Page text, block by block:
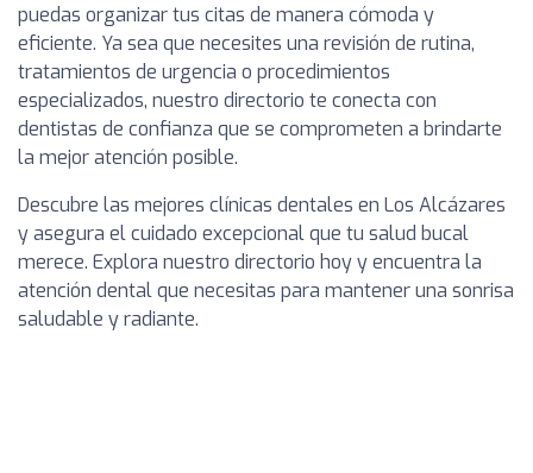
puedas organizar tus citas de manera cómoda y
eficiente. Ya sea que necesites una revisión de rutina,
tratamientos de urgencia o procedimientos
especializados, nuestro directorio te conecta con
dentistas de confianza que se comprometen a brindarte
la mejor atención posible.
Descubre las mejores clínicas dentales en Los Alcázares
y asegura el cuidado excepcional que tu salud bucal
merece. Explora nuestro directorio hoy y encuentra la
atención dental que necesitas para mantener una sonrisa
saludable y radiante.